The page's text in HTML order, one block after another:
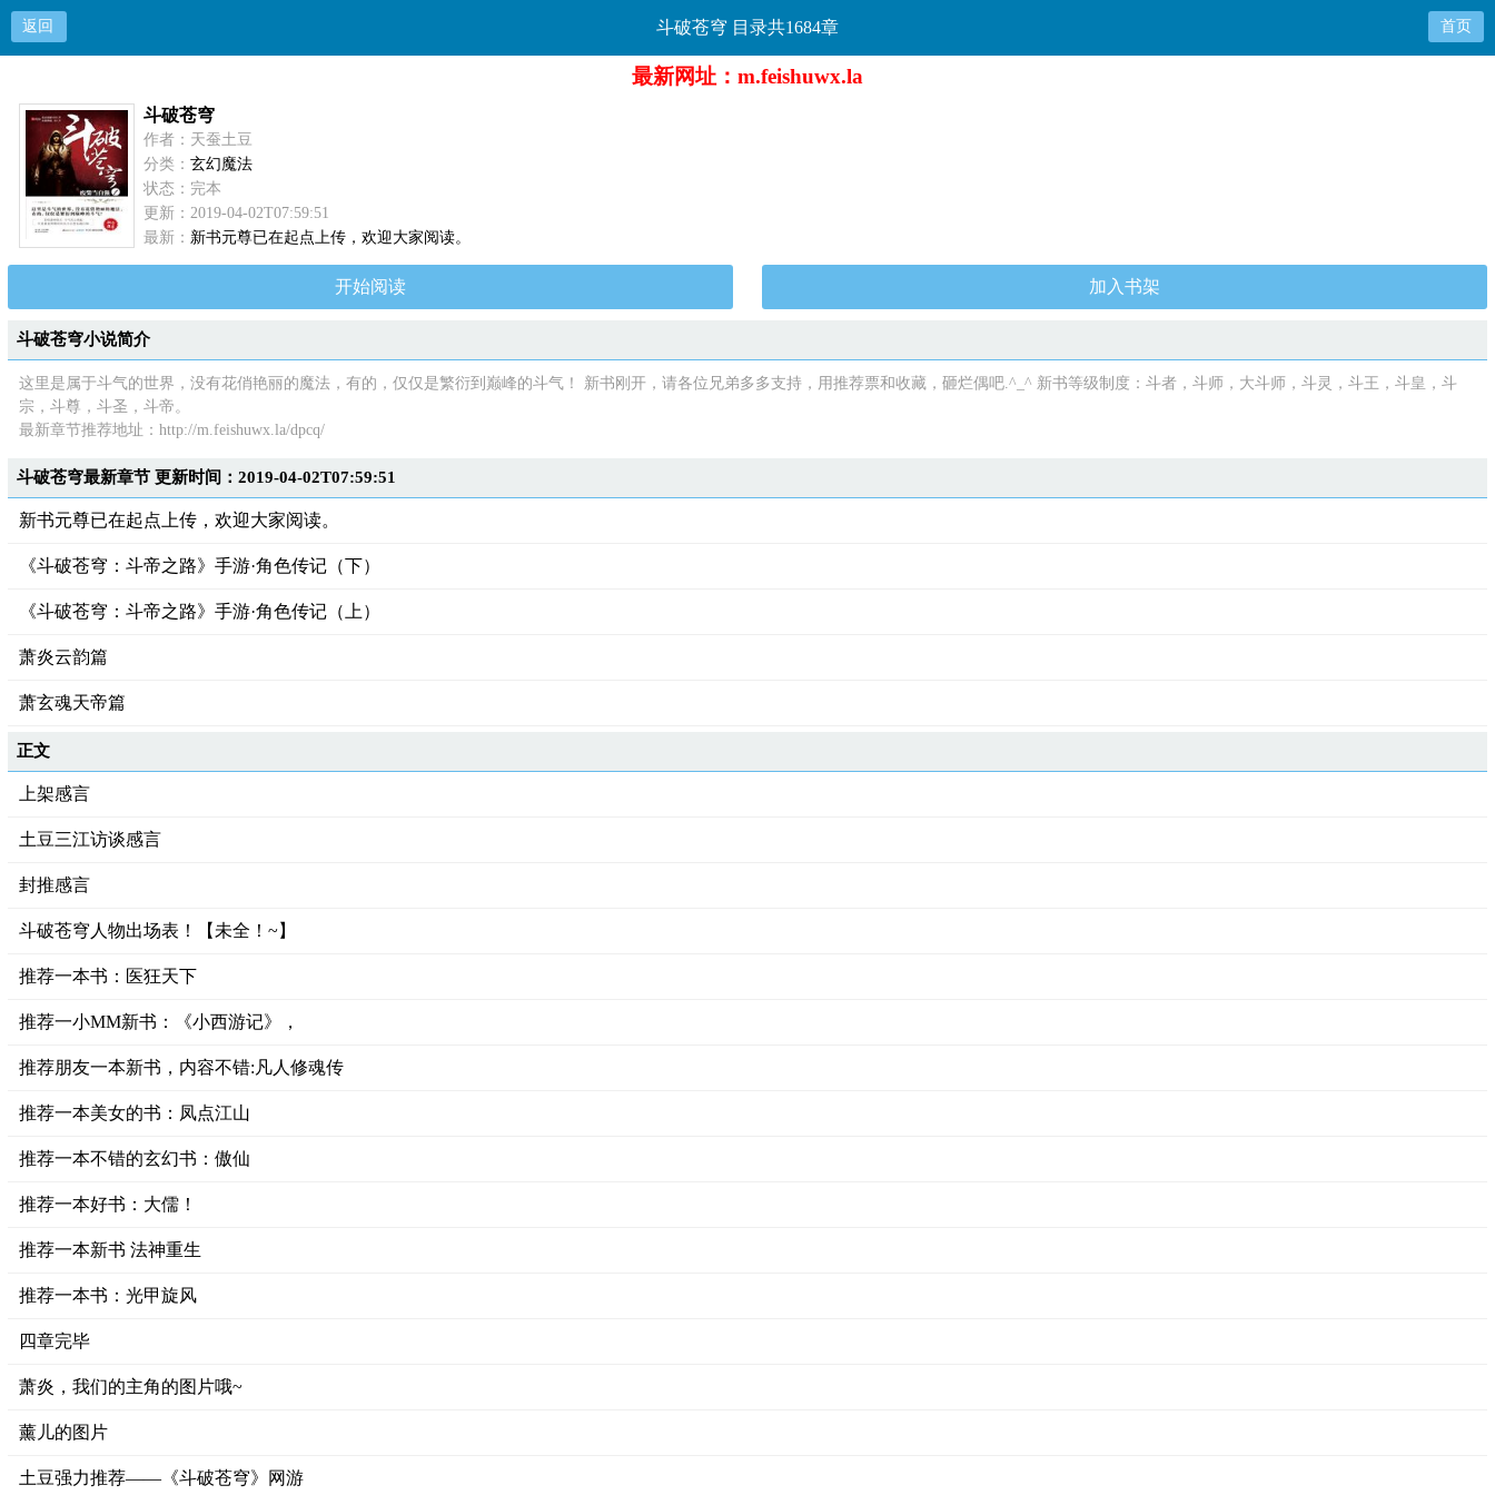
返回 斗破苍穹 目录共1684章 首页
最新网址：m.feishuwx.la
斗破苍穹
作者：天蚕土豆
分类： 玄幻魔法
状态：完本
更新：2019-04-02T07:59:51
最新： 新书元尊已在起点上传，欢迎大家阅读。
开始阅读 加入书架
斗破苍穹小说简介
这里是属于斗气的世界，没有花俏艳丽的魔法，有的，仅仅是繁衍到巅峰的斗气！ 新书刚开，请各位兄弟多多支持，用推荐票和收藏，砸烂偶吧.^_^ 新书等级制度：斗者，斗师，大斗师，斗灵，斗王，斗皇，斗
宗，斗尊，斗圣，斗帝。
最新章节推荐地址： http://m.feishuwx.la/dpcq/
斗破苍穹最新章节 更新时间：2019-04-02T07:59:51
新书元尊已在起点上传，欢迎大家阅读。
《斗破苍穹：斗帝之路》手游·角色传记（下）
《斗破苍穹：斗帝之路》手游·角色传记（上）
萧炎云韵篇
萧玄魂天帝篇
正文
上架感言
土豆三江访谈感言
封推感言
斗破苍穹人物出场表！【未全！~】
推荐一本书：医狂天下
推荐一小MM新书：《小西游记》，
推荐朋友一本新书，内容不错:凡人修魂传
推荐一本美女的书：凤点江山
推荐一本不错的玄幻书：傲仙
推荐一本好书：大儒！
推荐一本新书 法神重生
推荐一本书：光甲旋风
四章完毕
萧炎，我们的主角的图片哦~
薰儿的图片
土豆强力推荐——《斗破苍穹》网游